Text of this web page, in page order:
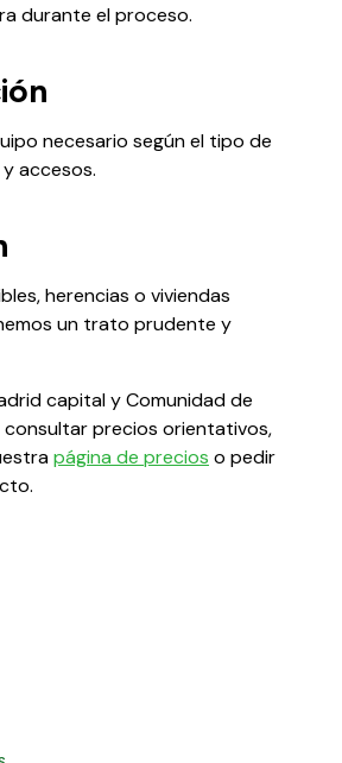
durante el proceso.
necesario según el tipo de
accesos.
herencias o viviendas
un trato prudente y
capital y Comunidad de
consultar precios orientativos,
página de precios o pedir